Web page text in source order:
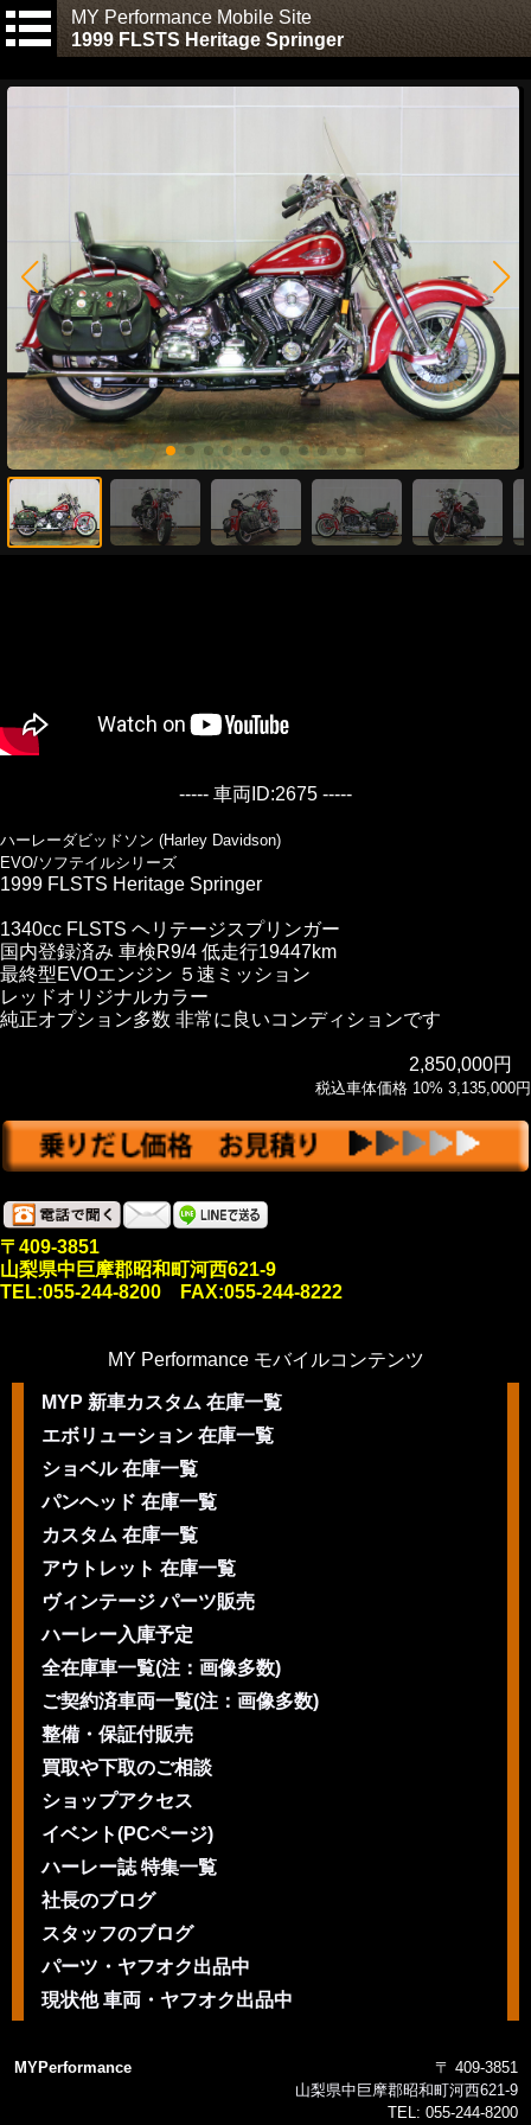
MY Performance Mobile Site
1999 FLSTS Heritage Springer
----- 車両ID:2675 -----
ハーレーダビッドソン (Harley Davidson)
EVO/ソフテイルシリーズ
1999 FLSTS Heritage Springer
1340cc FLSTS ヘリテージスプリンガー
国内登録済み 車検R9/4 低走行19447km
最終型EVOエンジン ５速ミッション
レッドオリジナルカラー
純正オプション多数 非常に良いコンディションです
2,850,000円
税込車体価格 10% 3,135,000円
〒409-3851
山梨県中巨摩郡昭和町河西621-9
TEL:055-244-8200 FAX:055-244-8222
MY Performance モバイルコンテンツ
MYP 新車カスタム 在庫一覧
エボリューション 在庫一覧
ショベル 在庫一覧
パンヘッド 在庫一覧
カスタム 在庫一覧
アウトレット 在庫一覧
ヴィンテージ パーツ販売
ハーレー入庫予定
全在庫車一覧(注：画像多数)
ご契約済車両一覧(注：画像多数)
整備・保証付販売
買取や下取のご相談
ショップアクセス
イベント(PCページ)
ハーレー誌 特集一覧
社長のブログ
スタッフのブログ
パーツ・ヤフオク出品中
現状他 車両・ヤフオク出品中
MYPerformance
〒 409-3851
山梨県中巨摩郡昭和町河西621-9
TEL: 055-244-8200